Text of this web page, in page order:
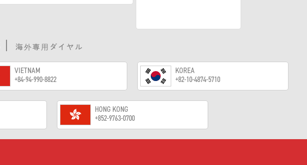
海外専用ダイヤル
VIETNAM
+84-94-990-8822
KOREA
+82-10-4874-5710
HONG KONG
+852-9763-0700